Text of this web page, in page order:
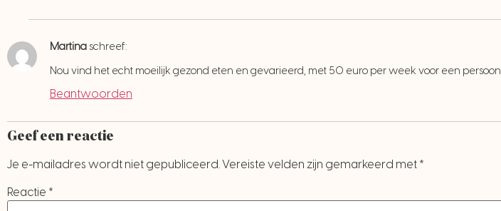
Martina schreef:
Nou vind het echt moeilijk gezond eten en gevarieerd, met 50 euro per week voor een persoon.
Beantwoorden
Geef een reactie
Je e-mailadres wordt niet gepubliceerd.Vereiste velden zijn gemarkeerd met *
Reactie *